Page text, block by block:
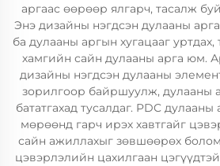
аргаас өөрөөр ялгарч, тасалж
Энэ дизайны нэгдсэн дулааны
ба дулааны аргын хугацааг уртдах,
хамгийн сайн дулааны арга юм.
дизайны нэгдсэн дулааны
зорилгоор байршуулж, дулааны
бататгахад тусалдаг. PDC
мөрөөнд гарч ирэх хавтгайг
сайн ажиллахыг зөвшөөрөх
цэвэрлэлийн цахилгаан